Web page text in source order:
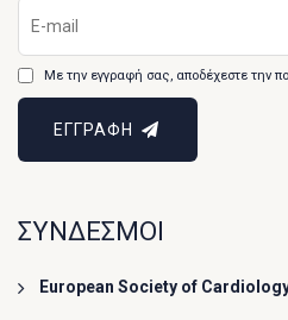
Με την εγγραφή σας, αποδέχεστε την
ΕΓΓΡΑΦΗ
ΣΥΝΔΕΣΜΟΙ
European Society of